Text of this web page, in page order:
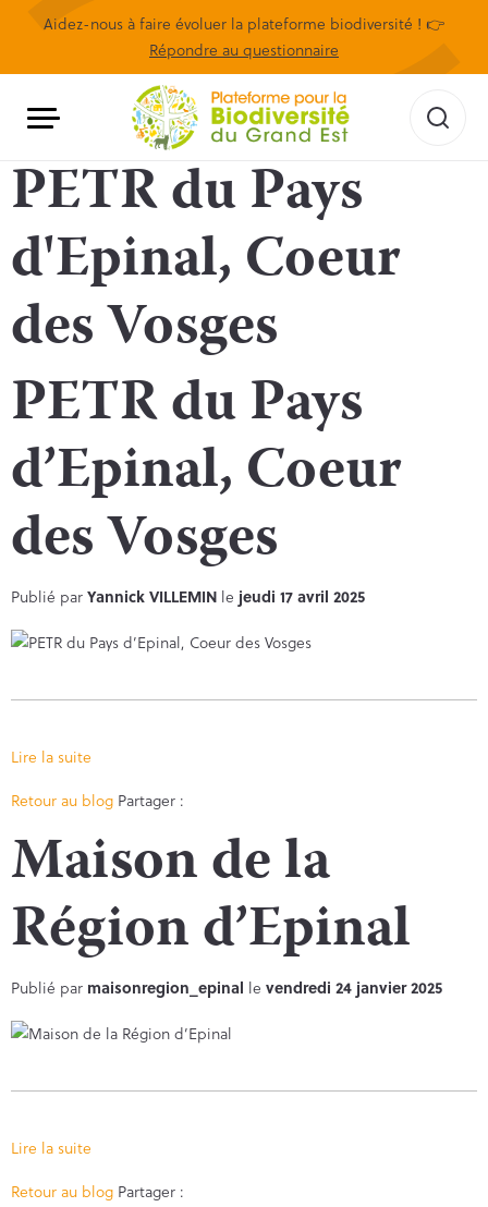
Aidez-nous à faire évoluer la plateforme biodiversité ! 👉
Répondre au questionnaire
PETR du Pays
d'Epinal, Coeur
des Vosges
PETR du Pays
d’Epinal, Coeur
des Vosges
Publié parYannick VILLEMIN le jeudi 17 avril 2025
Lire la suite
Retour au blog Partager :
Maison de la
Région d’Epinal
Publié par maisonregion_epinal le vendredi 24 janvier 2025
Lire la suite
Retour au blog Partager :